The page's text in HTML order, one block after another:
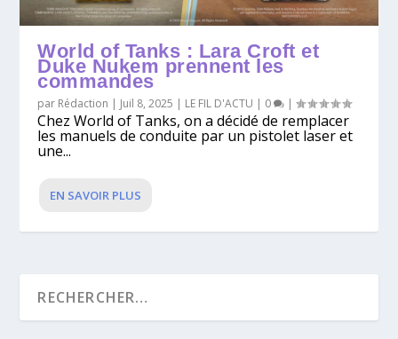
World of Tanks : Lara Croft et
Duke Nukem prennent les
commandes
par Rédaction | Juil 8, 2025 | LE FIL D'ACTU | 0 |
Chez World of Tanks, on a décidé de remplacer
les manuels de conduite par un pistolet laser et
une...
EN SAVOIR PLUS